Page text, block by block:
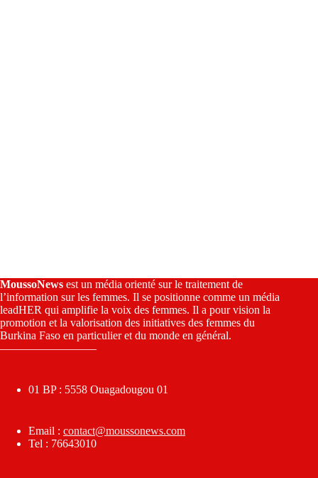
MoussoNews est un média orienté sur le traitement de
l’information sur les femmes. Il se positionne comme un média
leadHER qui amplifie la voix des femmes. Il a pour vision la
promotion et la valorisation des initiatives des femmes du
Burkina Faso en particulier et du monde en général.
————————–
01 BP : 5558 Ouagadougou 01
Email : contact@moussonews.com
Tel : 76643010